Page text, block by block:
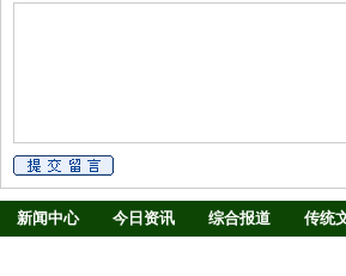
新闻中心 今日资讯 综合报道 传统